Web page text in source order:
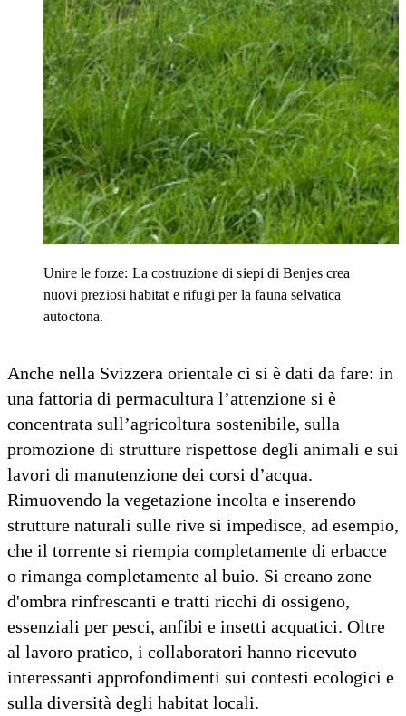
Unire le forze: La costruzione di siepi di Benjes crea
nuovi preziosi habitat e rifugi per la fauna selvatica
autoctona.
Anche nella Svizzera orientale ci si è dati da fare: in
una fattoria di permacultura l’attenzione si è
concentrata sull’agricoltura sostenibile, sulla
promozione di strutture rispettose degli animali e sui
lavori di manutenzione dei corsi d’acqua.
Rimuovendo la vegetazione incolta e inserendo
strutture naturali sulle rive si impedisce, ad esempio,
che il torrente si riempia completamente di erbacce
o rimanga completamente al buio. Si creano zone
d'ombra rinfrescanti e tratti ricchi di ossigeno,
essenziali per pesci, anfibi e insetti acquatici. Oltre
al lavoro pratico, i collaboratori hanno ricevuto
interessanti approfondimenti sui contesti ecologici e
sulla diversità degli habitat locali.